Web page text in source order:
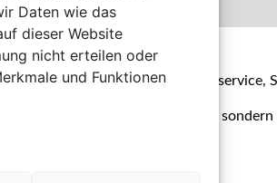
Daten wie das
dieser Website
nicht erteilen oder
und Funktionen
einen B2B-Webshop
für Waagen, Eich- &
richten sich nicht an Verbraucher,